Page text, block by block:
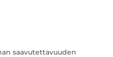
saavutettavuuden